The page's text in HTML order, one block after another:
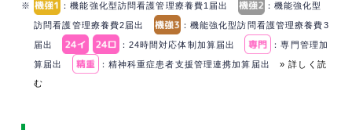
※ ：機能強化型訪問看護管理療養費1届出 ：機能強化型
訪問看護管理療養費2届出 ：機能強化型訪問看護管理療養費3
届出 ：24時間対応体制加算届出 ：専門管理加
算届出 ：精神科重症患者支援管理連携加算届出 » 詳しく読
む